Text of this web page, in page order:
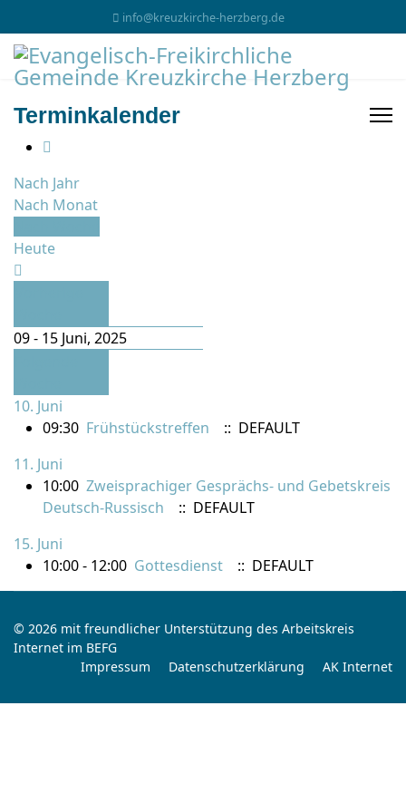
info@kreuzkirche-herzberg.de
Terminkalender
Nach Jahr
Nach Monat
Heute
09 - 15 Juni, 2025
10. Juni
09:30 Frühstückstreffen
:: DEFAULT
11. Juni
10:00 Zweisprachiger Gesprächs- und Gebetskreis
Deutsch-Russisch
:: DEFAULT
15. Juni
10:00 - 12:00 Gottesdienst :: DEFAULT
© 2026 mit freundlicher Unterstützung des Arbeitskreis
Internet im BEFG
Impressum
Datenschutzerklärung AK Internet